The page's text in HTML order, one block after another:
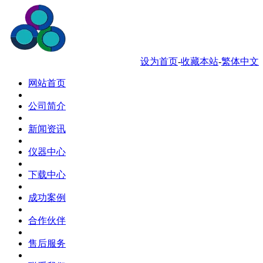
设为首页-收藏本站-繁体中文
网站首页
公司简介
新闻资讯
仪器中心
下载中心
成功案例
合作伙伴
售后服务